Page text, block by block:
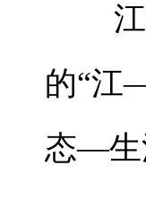
江
的“江
态—生